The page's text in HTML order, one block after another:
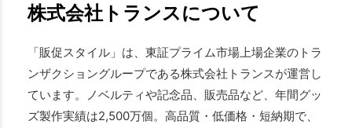
株式会社トランスについて
「販促スタイル」は、東証プライム市場上場企業のトラ
ンザクショングループである株式会社トランスが運営し
ています。ノベルティや記念品、販売品など、年間グッ
ズ製作実績は2,500万個。高品質・低価格・短納期で、